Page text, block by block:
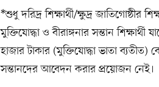
*শুধু দরিদ্র শিক্ষার্থী/ক্ষুদ্র জাতিগোষ্ঠীর
মুক্তিযোদ্ধা ও বীরাঙ্গনার সন্তান
হাজার টাকার (মুক্তিযোদ্ধা ভাতা
সন্তানদের আবেদন করার প্রয়োজন নেই।